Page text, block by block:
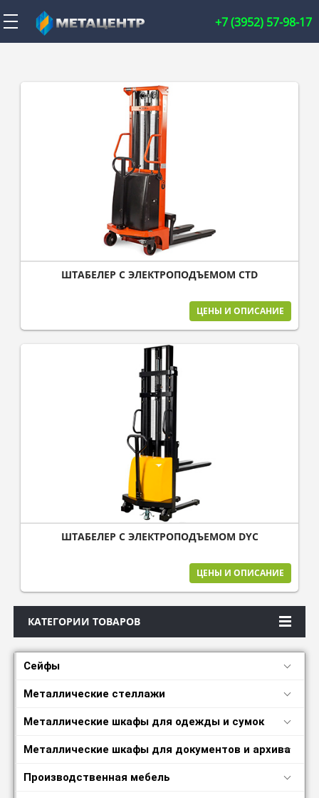
+7 (3952) 57-98-17
ШТАБЕЛЕР С ЭЛЕКТРОПОДЪЕМОМ CTD
ЦЕНЫ И ОПИСАНИЕ
ШТАБЕЛЕР С ЭЛЕКТРОПОДЪЕМОМ DYC
ЦЕНЫ И ОПИСАНИЕ
КАТЕГОРИИ ТОВАРОВ
Сейфы
Металлические стеллажи
Металлические шкафы для одежды и сумок
Металлические шкафы для документов и архива
Производственная мебель